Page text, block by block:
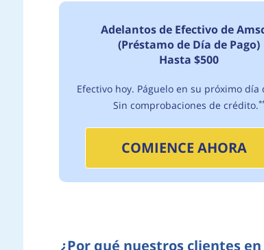
Adelantos de Efectivo de
(Préstamo de Día de Pago)
Hasta $500
Efectivo hoy. Páguelo en su próximo día
Sin comprobaciones de crédito.
COMIENCE AHORA
¿Por qué nuestros clientes